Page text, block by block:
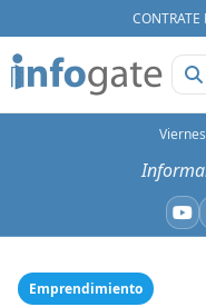
Emprendimiento